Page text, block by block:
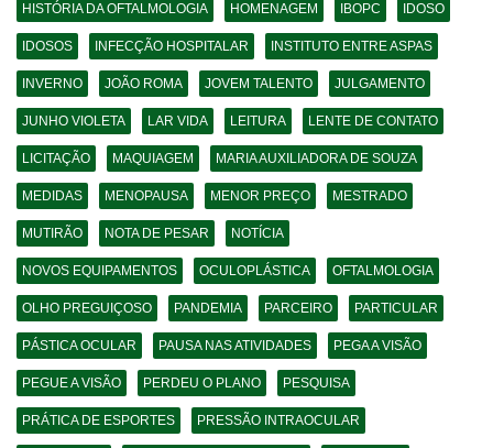
HISTÓRIA DA OFTALMOLOGIA HOMENAGEM IBOPC IDOSO
IDOSOS INFECÇÃO HOSPITALAR INSTITUTO ENTRE ASPAS
INVERNO JOÃO ROMA JOVEM TALENTO JULGAMENTO
JUNHO VIOLETA LAR VIDA LEITURA LENTE DE CONTATO
LICITAÇÃO MAQUIAGEM MARIA AUXILIADORA DE SOUZA
MEDIDAS MENOPAUSA MENOR PREÇO MESTRADO
MUTIRÃO NOTA DE PESAR NOTÍCIA
NOVOS EQUIPAMENTOS OCULOPLÁSTICA OFTALMOLOGIA
OLHO PREGUIÇOSO PANDEMIA PARCEIRO PARTICULAR
PÁSTICA OCULAR PAUSA NAS ATIVIDADES PEGA A VISÃO
PEGUE A VISÃO PERDEU O PLANO PESQUISA
PRÁTICA DE ESPORTES PRESSÃO INTRAOCULAR